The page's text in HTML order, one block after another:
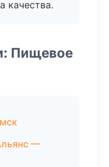
качества.
Пищевое
—